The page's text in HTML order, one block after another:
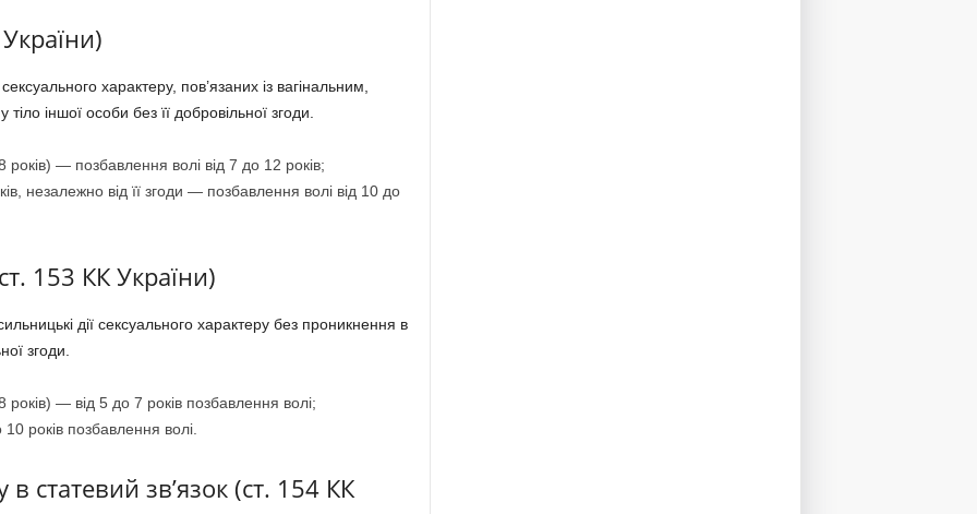
характеру, пов’язаних із вагінальним,
іншої особи без її добровільної згоди.
— позбавлення волі від 7 до 12 років;
незалежно від її згоди — позбавлення волі від 10 до
153 КК України)
дії сексуального характеру без проникнення в
згоди.
— від 5 до 7 років позбавлення волі;
років позбавлення волі.
статевий зв’язок (ст. 154 КК